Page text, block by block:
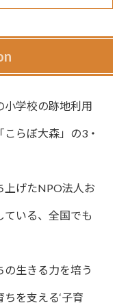
小学校の跡地利用
らぼ大森」の3・
上げたNPO法人お
ている、全国でも
生きる力を培う
を支える‘子育